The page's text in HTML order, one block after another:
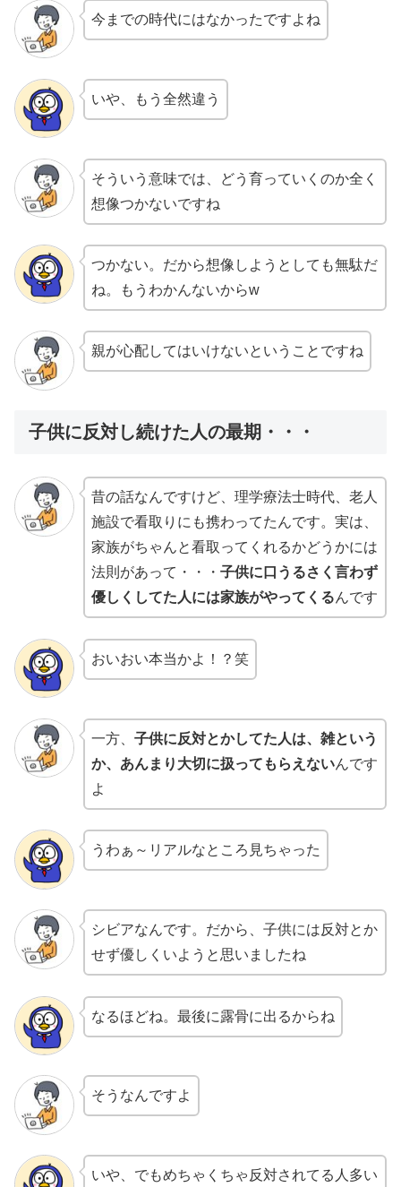
今までの時代にはなかったですよね
いや、もう全然違う
そういう意味では、どう育っていくのか全く
想像つかないですね
つかない。だから想像しようとしても無駄だ
ね。もうわかんないからw
親が心配してはいけないということですね
子供に反対し続けた人の最期・・・
昔の話なんですけど、理学療法士時代、老人
施設で看取りにも携わってたんです。実は、
家族がちゃんと看取ってくれるかどうかには
法則があって・・・ 子供に口うるさく言わず
優しくしてた人には家族がやってくるんです
おいおい本当かよ！？笑
一方、 子供に反対とかしてた人は、雑という
か、あんまり大切に扱ってもらえないんです
よ
うわぁ～リアルなところ見ちゃった
シビアなんです。だから、子供には反対とか
せず優しくいようと思いましたね
なるほどね。最後に露骨に出るからね
そうなんですよ
いや、でもめちゃくちゃ反対されてる人多い